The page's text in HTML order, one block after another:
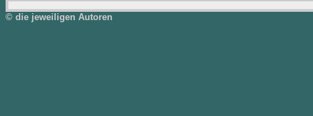
© die jeweiligen Autoren